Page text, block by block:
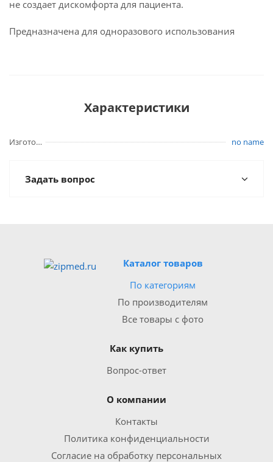
не создает дискомфорта для пациента.
Предназначена для одноразового использования
Характеристики
Изготовитель no name
Задать вопрос
Каталог товаров
По категориям
По производителям
Все товары с фото
Как купить
Вопрос-ответ
О компании
Контакты
Политика конфиденциальности
Согласие на обработку персональных